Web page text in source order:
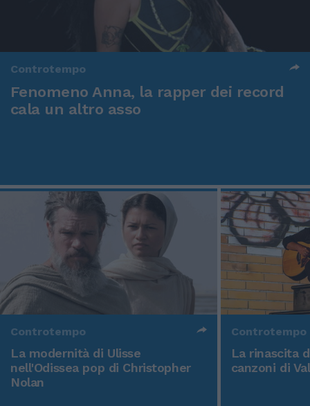
Controtempo
Fenomeno Anna, la rapper dei record
cala un altro asso
Controtempo
La modernità di Ulisse
nell'Odissea pop di Christopher
Nolan
Controtempo
La rinascita
canzoni di